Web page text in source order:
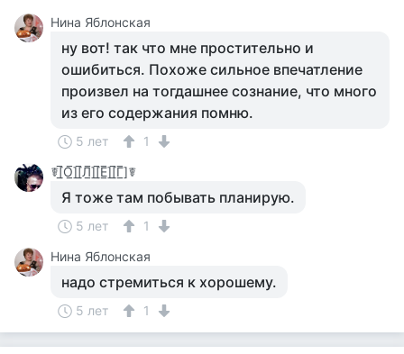
Нина Яблонская
ну вот! так что мне простительно и
ошибиться. Похоже сильное впечатление
произвел на тогдашнее сознание, что много
из его содержания помню.
5 лет
1
☤[̲̅О̲̅][̲̅Л̲̅][̲̅Е̲̅][̲̅Г̲̅]☤
Я тоже там побывать планирую.
5 лет
1
Нина Яблонская
надо стремиться к хорошему.
5 лет 1